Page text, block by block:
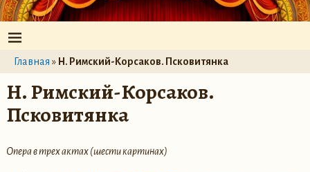
Главная » Н. Римский-Корсаков. Псковитянка
Н. Римский-Корсаков.
Псковитянка
Опера в трех актах (шести картинах)